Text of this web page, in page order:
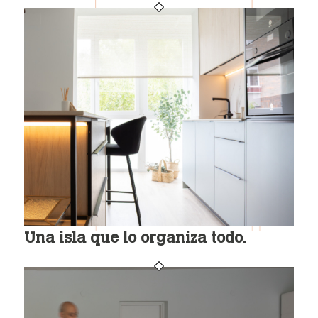
Una isla que lo organiza todo.